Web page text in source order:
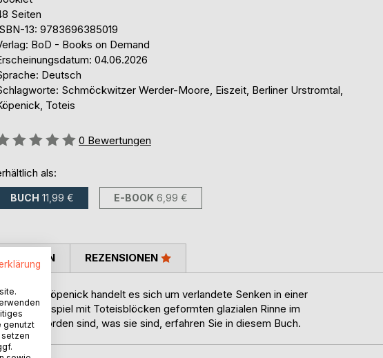
Seiten
13: 9783696385019
BoD - Books on Demand
04.06.2026
Deutsch
Schmöckwitzer Werder-Moore, Eiszeit, Berliner Urstromtal,
Toteis
0 Bewertungen
als:
BUCH 11,99 € E-BOOK 6,99 €
in Köpenick handelt es sich um verlandete Senken in einer
mit Toteisblöcken geformten glazialen Rinne im
geworden sind, was sie sind, erfahren Sie in diesem Buch.
REZENSIONEN
genutzt